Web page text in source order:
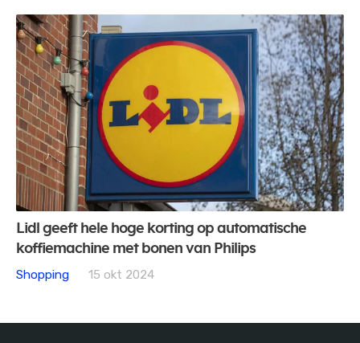
Lidl geeft hele hoge korting op automatische
koffiemachine met bonen van Philips
Shopping
15 okt 2024